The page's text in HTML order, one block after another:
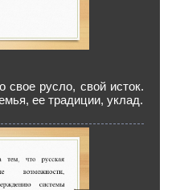
свое русло, свой исток.
ее традиции, уклад.